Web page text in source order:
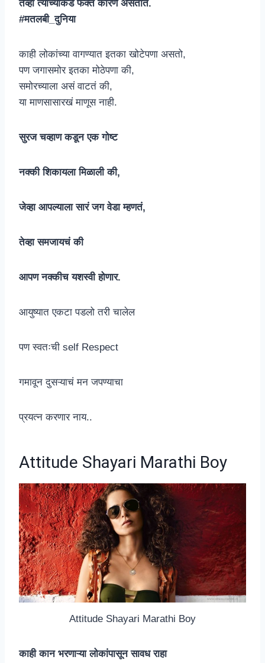
तेव्हा त्यांच्याकडे फक्त कारणे असतात.
#मतलबी_दुनिया
काही लोकांच्या वागण्यात इतका खोटेपणा असतो,
पण जगासमोर इतका मोठेपणा की,
समोरच्याला असं वाटतं की,
या माणसासारखं माणूस नाही.
सुरज चव्हाण कडून एक गोष्ट
नक्की शिकायला मिळाली की,
जेव्हा आपल्याला सारं जग वेडा म्हणतं,
तेव्हा समजायचं की
आपण नक्कीच यशस्वी होणार.
आयुष्यात एकटा पडलो तरी चालेल
पण स्वतःची self Respect
गमावून दुसऱ्याचं मन जपण्याचा
प्रयत्न करणार नाय..
Attitude Shayari Marathi Boy
Attitude Shayari Marathi Boy
काही कान भरणाऱ्या लोकांपासून सावध राहा